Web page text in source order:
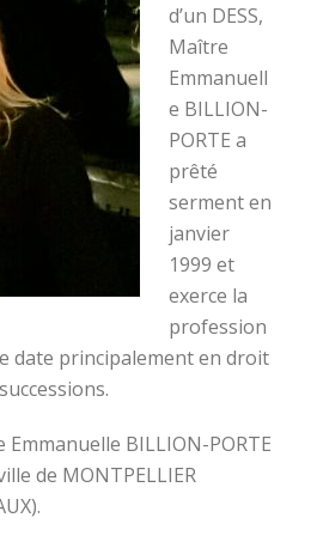
d’un DESS,
Maître
Emmanuell
e BILLION-
PORTE a
prêté
serment en
janvier
1999 et
exerce la
profession
date principalement en droit
BILLION-PORTE
de MONTPELLIER